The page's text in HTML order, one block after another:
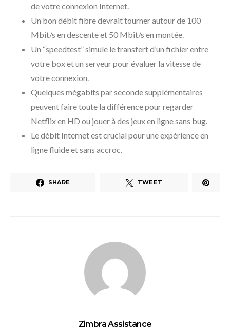
de votre connexion Internet.
Un bon débit fibre devrait tourner autour de 100
Mbit/s en descente et 50 Mbit/s en montée.
Un “speedtest” simule le transfert d’un fichier entre
votre box et un serveur pour évaluer la vitesse de
votre connexion.
Quelques mégabits par seconde supplémentaires
peuvent faire toute la différence pour regarder
Netflix en HD ou jouer à des jeux en ligne sans bug.
Le débit Internet est crucial pour une expérience en
ligne fluide et sans accroc.
SHARE TWEET
Zimbra Assistance